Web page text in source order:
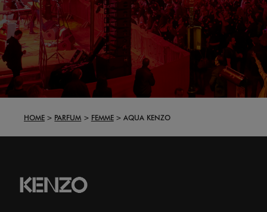
HOME PARFUM FEMME AQUA KENZO